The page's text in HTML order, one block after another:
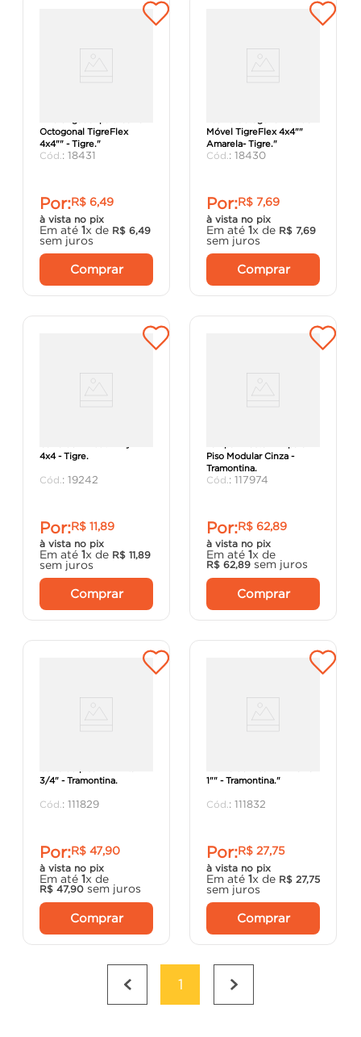
Octogonal TigreFlex
4x4"" - Tigre."
: 18431
Por:R$ 6,49
à vista no pix
Em até 1x de R$ 6,49
sem juros
Comprar
Móvel TigreFlex 4x4""
Amarela- Tigre."
: 18430
Por:R$ 7,69
à vista no pix
Em até 1x de R$ 7,69
sem juros
Comprar
4x4 - Tigre.
: 19242
Por:R$ 11,89
à vista no pix
Em até 1x de R$ 11,89
sem juros
Comprar
Piso Modular Cinza -
Tramontina.
: 117974
Por:R$ 62,89
à vista no pix
Em até 1x de
R$ 62,89 sem juros
Comprar
3/4" - Tramontina.
: 111829
Por:R$ 47,90
à vista no pix
Em até 1x de
R$ 47,90 sem juros
Comprar
1"" - Tramontina."
: 111832
Por:R$ 27,75
à vista no pix
Em até 1x de R$ 27,75
sem juros
Comprar
1